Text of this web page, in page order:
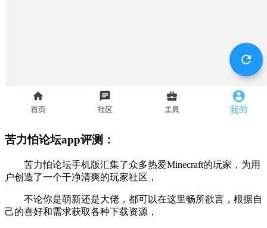
苦力怕论坛app评测：
苦力怕论坛手机版汇集了众多热爱Minecraft的玩家，为用
户创造了一个干净清爽的玩家社区，
不论你是萌新还是大佬，都可以在这里畅所欲言，根据自
己的喜好和需求获取各种下载资源，